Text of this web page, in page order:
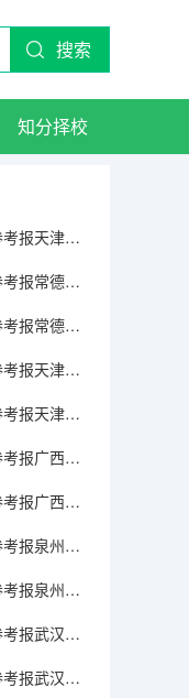
搜索
知分择校
2026高考广东历史类考生可参考报天津城市建设管理职业技术学院的专业汇总
2026高考广东物理类考生可参考报常德职业技术学院的专业汇总
2026高考广东历史类考生可参考报常德职业技术学院的专业汇总
2026高考广东物理类考生可参考报天津铁道职业技术学院的专业汇总
2026高考广东历史类考生可参考报天津铁道职业技术学院的专业汇总
2026高考广东物理类考生可参考报广西民族大学相思湖学院的专业汇总
2026高考广东历史类考生可参考报广西民族大学相思湖学院的专业汇总
2026高考广东物理类考生可参考报泉州纺织服装职业学院的专业汇总
2026高考广东历史类考生可参考报泉州纺织服装职业学院的专业汇总
2026高考广东物理类考生可参考报武汉生物工程学院的专业汇总
2026高考广东历史类考生可参考报武汉生物工程学院的专业汇总